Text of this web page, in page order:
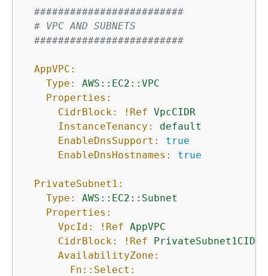
#########################
# VPC AND SUBNETS
#########################
AppVPC:
Type:
AWS::EC2::VPC
Properties:
CidrBlock:
!Ref VpcCIDR
InstanceTenancy:
default
EnableDnsSupport:
true
EnableDnsHostnames:
true
PrivateSubnet1:
Type:
AWS::EC2::Subnet
Properties:
VpcId:
!Ref AppVPC
CidrBlock:
!Ref
PrivateSubnet1CIDR
AvailabilityZone:
Fn::Select: